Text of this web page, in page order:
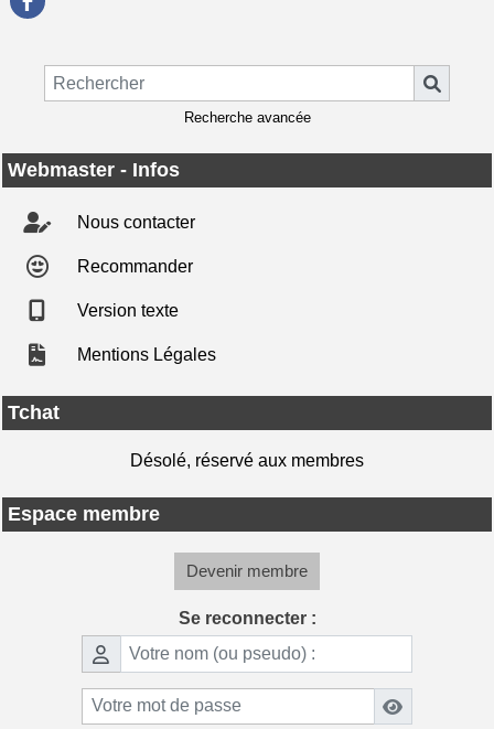
Recherche avancée
Webmaster - Infos
Nous contacter
Recommander
Version texte
Mentions Légales
Tchat
Désolé, réservé aux membres
Espace membre
Devenir membre
Se reconnecter :